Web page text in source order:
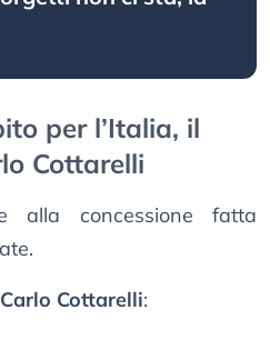
per l’Italia, il
Cottarelli
alla concessione fatta
Cottarelli: